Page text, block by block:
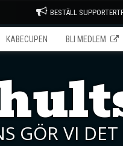
BESTÄLL
KABECUPEN BLI MEDLEM
GÖR VI